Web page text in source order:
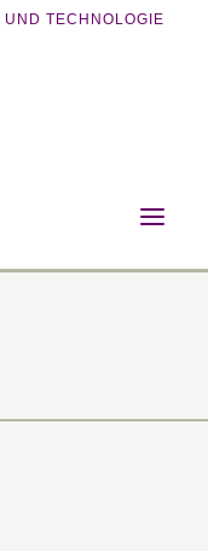
TECHNOLOGIE
Revolution